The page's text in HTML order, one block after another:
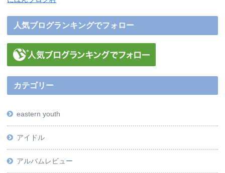
人気ブログランキングでフォロー
カテゴリー
eastern youth
アイドル
アルバムレビュー